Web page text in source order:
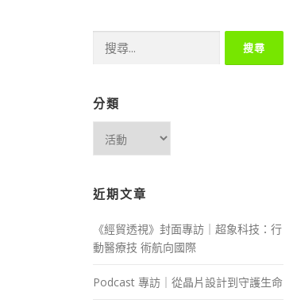
分類
近期文章
《經貿透視》封面專訪｜超象科技：行
動醫療技 術航向國際
Podcast 專訪｜從晶片設計到守護生命